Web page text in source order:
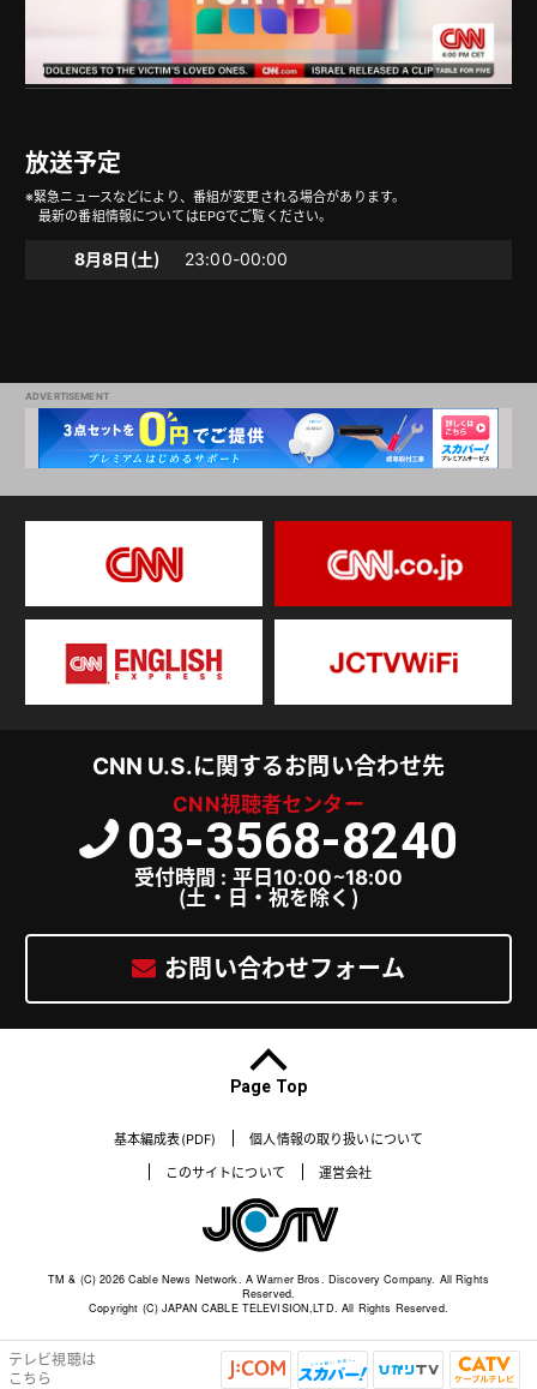
テレビ視聴は
こちら
j
ス
ひ
C
放送予定
※緊急ニュースなどにより、番組が変更される場合があります。
最新の番組情報についてはEPGでご覧ください。
8月8日（土） 23:00-00:00
CNN U.S.に関するお問い合わせ先
CNN視聴者センター
03-3568-8240
受付時間 : 平日10:00～18:00
（土・日・祝を除く）
お問い合わせフォーム
Page Top
基本編成表(PDF)
個人情報の取り扱いについて
このサイトについて
運営会社
TM & (C) 2026 Cable News Network. A Warner Bros. Discovery Company. All Rights
Reserved.
Copyright (C) JAPAN CABLE TELEVISION,LTD. All Rights Reserved.